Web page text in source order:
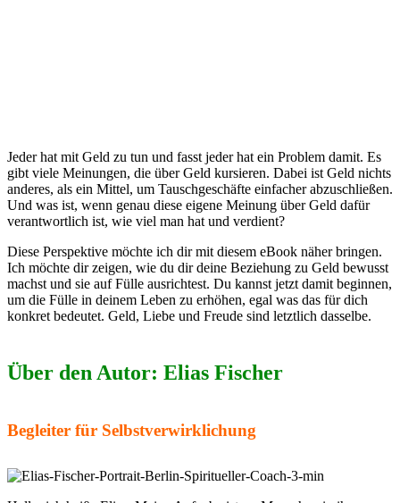
Jeder hat mit Geld zu tun und fasst jeder hat ein Problem damit. Es
gibt viele Meinungen, die über Geld kursieren. Dabei ist Geld nichts
anderes, als ein Mittel, um Tauschgeschäfte einfacher abzuschließen.
Und was ist, wenn genau diese eigene Meinung über Geld dafür
verantwortlich ist, wie viel man hat und verdient?
Diese Perspektive möchte ich dir mit diesem eBook näher bringen.
Ich möchte dir zeigen, wie du dir deine Beziehung zu Geld bewusst
machst und sie auf Fülle ausrichtest. Du kannst jetzt damit beginnen,
um die Fülle in deinem Leben zu erhöhen, egal was das für dich
konkret bedeutet. Geld, Liebe und Freude sind letztlich dasselbe.
Über den Autor: Elias Fischer
Begleiter für Selbstverwirklichung